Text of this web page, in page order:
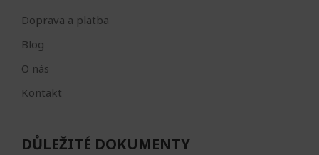
Doprava a platba
Blog
O nás
Kontakt
DŮLEŽITÉ DOKUMENTY